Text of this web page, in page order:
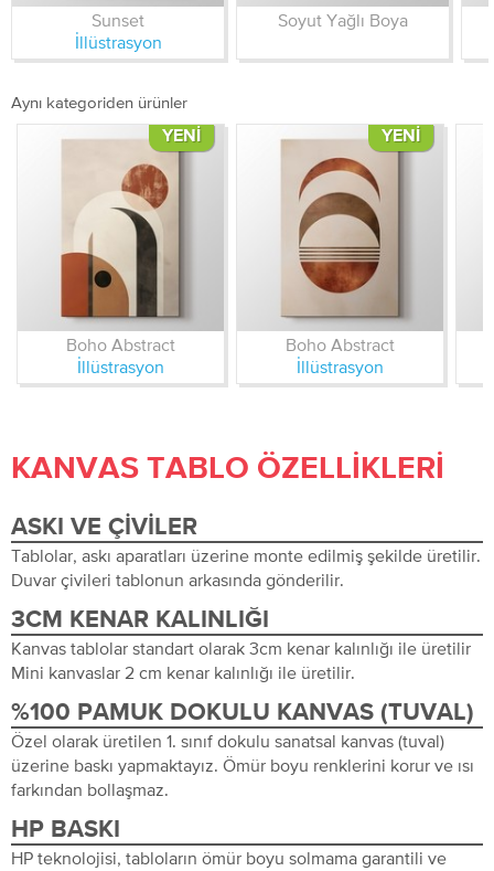
Sunset
İllüstrasyon
Soyut Yağlı Boya
Aynı kategoriden ürünler
YENI
Boho Abstract
İllüstrasyon
YENI
Boho Abstract
İllüstrasyon
KANVAS TABLO ÖZELLIKLERI
ASKI VE ÇIVILER
Tablolar, askı aparatları üzerine monte edilmiş şekilde üretilir.
Duvar çivileri tablonun arkasında gönderilir.
3CM KENAR KALINLIĞI
Kanvas tablolar standart olarak 3cm kenar kalınlığı ile üretilir
Mini kanvaslar 2 cm kenar kalınlığı ile üretilir.
%100 PAMUK DOKULU KANVAS (TUVAL)
Özel olarak üretilen 1. sınıf dokulu sanatsal kanvas (tuval)
üzerine baskı yapmaktayız. Ömür boyu renklerini korur ve ısı
farkından bollaşmaz.
HP BASKI
HP teknolojisi, tabloların ömür boyu solmama garantili ve